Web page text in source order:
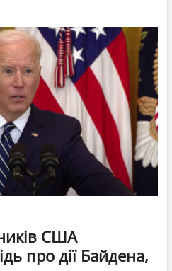
США
про дії Байдена,